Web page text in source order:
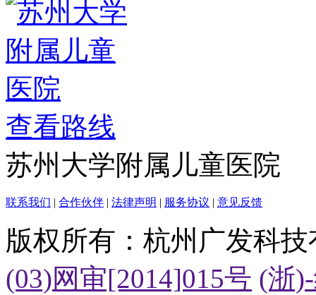
查看路线
苏州大学附属儿童医院
联系我们 | 合作伙伴 | 法律声明 | 服务协议 | 意见反馈
版权所有：杭州广发科
(03)网审[2014]015号 (浙